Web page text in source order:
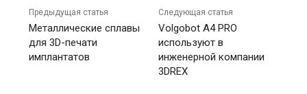
Предыдущая статья
Металлические сплавы
для 3D-печати
имплантатов
Следующая статья
Volgobot A4 PRO
используют в
инженерной компании
3DREX